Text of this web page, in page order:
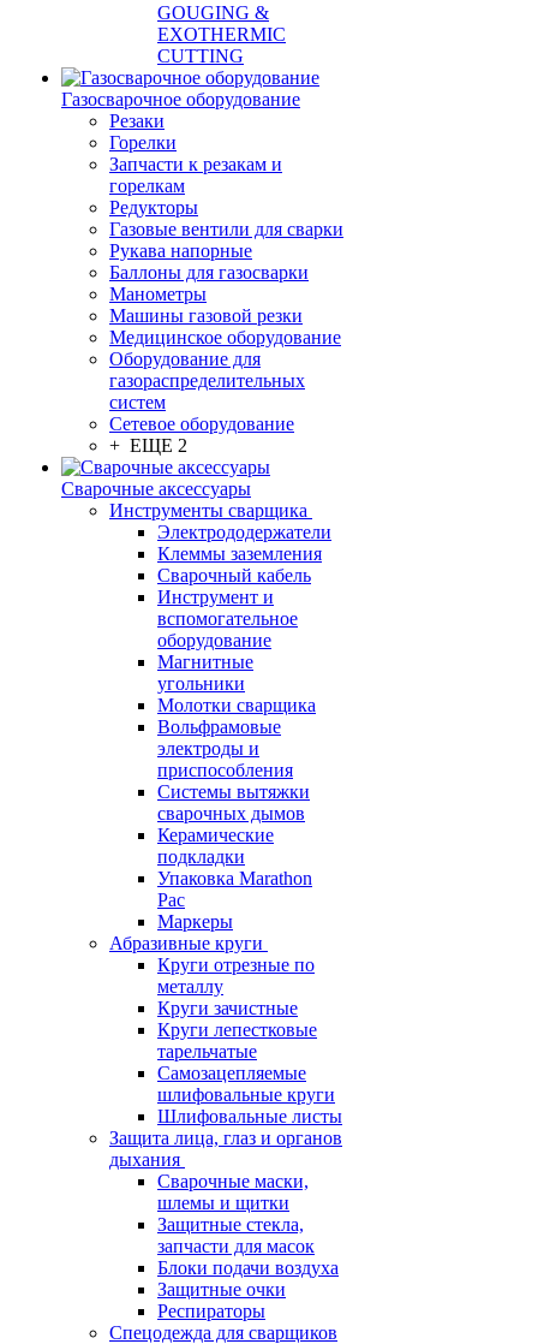
GOUGING &
EXOTHERMIC
CUTTING
Газосварочное оборудование
Резаки
Горелки
Запчасти к резакам и
горелкам
Редукторы
Газовые вентили для сварки
Рукава напорные
Баллоны для газосварки
Манометры
Машины газовой резки
Медицинское оборудование
Оборудование для
газораспределительных
систем
Сетевое оборудование
+ ЕЩЕ 2
Сварочные аксессуары
Инструменты сварщика
Электрододержатели
Клеммы заземления
Сварочный кабель
Инструмент и
вспомогательное
оборудование
Магнитные
угольники
Молотки сварщика
Вольфрамовые
электроды и
приспособления
Системы вытяжки
сварочных дымов
Керамические
подкладки
Упаковка Marathon
Pac
Маркеры
Абразивные круги
Круги отрезные по
металлу
Круги зачистные
Круги лепестковые
тарельчатые
Самозацепляемые
шлифовальные круги
Шлифовальные листы
Защита лица, глаз и органов
дыхания
Сварочные маски,
шлемы и щитки
Защитные стекла,
запчасти для масок
Блоки подачи воздуха
Защитные очки
Респираторы
Спецодежда для сварщиков